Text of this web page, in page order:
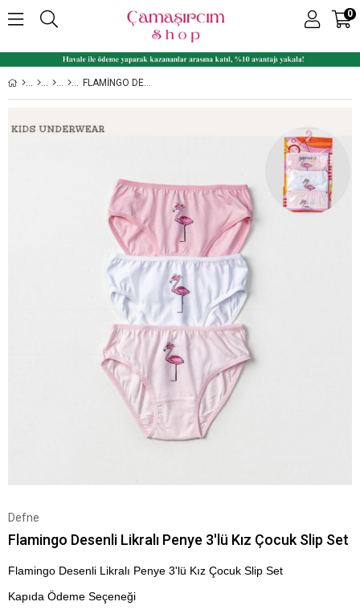
0
FLAMINGO DESENLI LIKRALI PENYE 3'LÜ KIZ ÇOCUK SLIP SET
Defne
Flamingo Desenli Likralı Penye 3'lü Kız Çocuk Slip Set
Flamingo Desenli Likralı Penye 3'lü Kız Çocuk Slip Set
Kapıda Ödeme Seçeneği